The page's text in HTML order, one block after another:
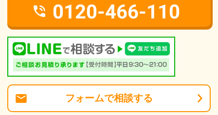
0120-466-110
フォームで相談する